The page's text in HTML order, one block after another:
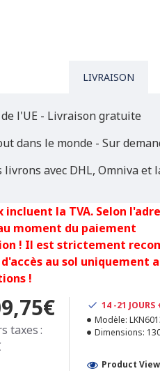
LIVRAISON
de l'UE - Livraison gratuite
dans le monde - Sur
livrons avec DHL, Omniva et
incluent la TVA. Selon
moment du paiement
! Il est strictement
au sol
!
taxes :
14 -21
Modèle:
Dimensions:
Product